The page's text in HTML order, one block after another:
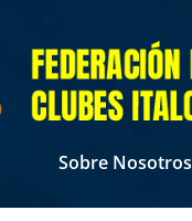
Sobre Nosotros